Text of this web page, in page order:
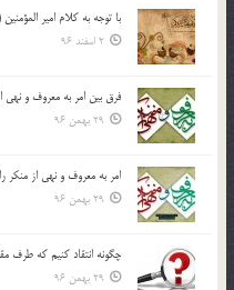
با توجه به كلام امير
2 اسفند 96
فرق بين امر به معروف و
29 بهمن 96
امر به معروف و نهي از منكر
29 بهمن 96
چگونه انتقاد كنيم كه طرف
29 بهمن 96